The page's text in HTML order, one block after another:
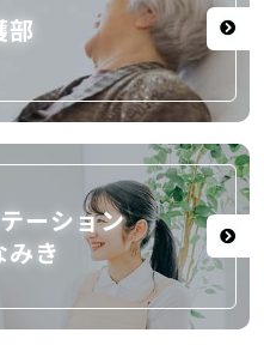
部
ーション
みき